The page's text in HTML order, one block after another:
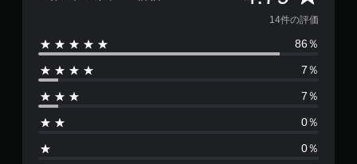
価
数
は
4
14件の評価
86％
7％
7％
0％
0％